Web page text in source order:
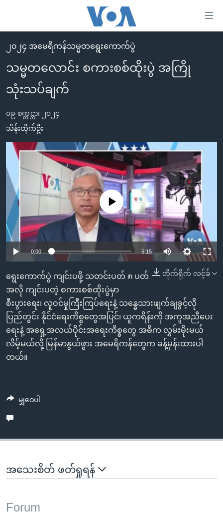
လွယ်ကူ
စေ
သည့်
Link
များ
ပင်မ
အကြောင်းအရာ
ကျော်
ကြည့်
ပင်မ
အ
ညွန်း
စာမျက်နှာ
ကျော်
ကြည့်
ရန်
ရှာဖွေ
ရန်
နေရာ
သို့
မူလစာမျက်နှာ
မြန်မာ
ကမ္ဘာ့သတင်းများ
အမေရိကန်
တရုတ်
အစ္စရေး-ပါလက်စတိုင်း
သတင်းလွတ်လပ်ခွင့်
ရပ်ဝန်းတခု လမ်းတခု အလွန်
အင်္ဂလိပ်စာလေ့လာမယ်
အမေရိကန်သုံးအီဒီယံ
မကြေးမုံရဲ့ အင်္ဂလိပ်စာ
ရုပ်ရှင်ထဲက အင်္ဂလိပ်စာ
သုတပဒေသာ အင်္ဂလိပ်စာ
အပတ်စဉ်ကဏ္ဍများ
ရေဒီယို
ရေဒီယိုနှင့်ရုပ်သံ အချက်အလက်များ
ရေဒီယို/တီဗွီအစီအစဉ်
Learning English
ဘာသာစကားများ
၂၀၂၄ အမေရိကန်သမ္မတရွေးကောက်ပွဲ
သမ္မတလောင်း စကားစစ်ထိုးပွဲ အကြို
သုံးသပ်ချက်
၀၉ စက္တင္ဘာ၊ ၂၀၂၄
သိန်းထိုက်ဦး
No media source currently available
0:00 5:15
တိုက်ရိုက် လင့်ခ်
ရွေးကောက်ပွဲ ကျင်းပဖို့ သတင်းပတ် ၈ ပတ်
အလို ကျင်းပတဲ့ စကားစစ်ထိုးပွဲမှာ
စီးပွားရေး၊ လူဝင်မှုကြီးကြပ်ရေးနဲ့ သန္ဓေသားဖျက်ချခွင့်လို
ပြည်တွင်း နိုင်ငံရေးကိစ္စတွေအပြင်၊ ယူကရိန်းကို အကူအညီပေး
ရေးနဲ့ အရှေ့အလယ်ပိုင်းအရေးကိစ္စတွေ အဓိက လွှမ်းမိုးမယ်
လိမ့်မယ်လို့ မြန်မာနွယ်ဖွား အမေရိကန်တွေက ခန့်မှန်းထားပါ
တယ်။
မျှဝေပါ
အသေးစိတ် ဖတ်ရှုရန်
Forum